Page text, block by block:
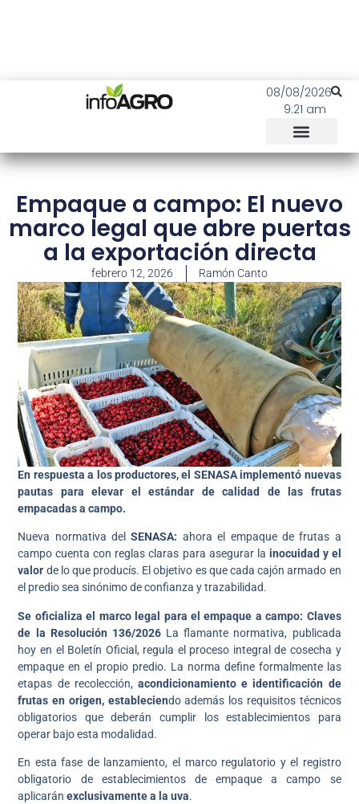
08/08/2026
9:21 am
Empaque a campo: El nuevo
marco legal que abre puertas
a la exportación directa
febrero 12, 2026 Ramón Canto
En respuesta a los productores, el SENASA implementó nuevas
pautas para elevar el estándar de calidad de las frutas
empacadas a campo.
Nueva normativa delSENASA: ahora el empaque de frutas a
campo cuenta con reglas claras para asegurar la inocuidad y el
valor de lo que producís. El objetivo es que cada cajón armado en
el predio sea sinónimo de confianza y trazabilidad.
Se oficializa el marco legal para el empaque a campo: Claves
de la Resolución 136/2026La flamante normativa, publicada
hoy en el Boletín Oficial, regula el proceso integral de cosecha y
empaque en el propio predio. La norma define formalmente las
etapas de recolección, acondicionamiento e identificación de
frutas en origen, estableciendo además los requisitos técnicos
obligatorios que deberán cumplir los establecimientos para
operar bajo esta modalidad.
En esta fase de lanzamiento, el marco regulatorio y el registro
obligatorio de establecimientos de empaque a campo se
aplicaránexclusivamente a la uva.